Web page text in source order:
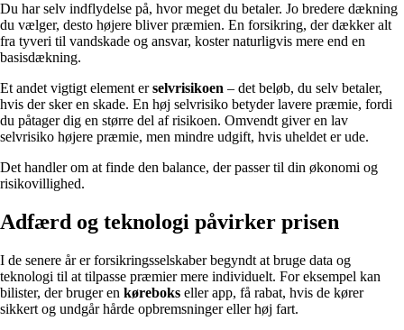
Du har selv indflydelse på, hvor meget du betaler. Jo bredere dækning
du vælger, desto højere bliver præmien. En forsikring, der dækker alt
fra tyveri til vandskade og ansvar, koster naturligvis mere end en
basisdækning.
Et andet vigtigt element erselvrisikoen – det beløb, du selv betaler,
hvis der sker en skade. En høj selvrisiko betyder lavere præmie, fordi
du påtager dig en større del af risikoen. Omvendt giver en lav
selvrisiko højere præmie, men mindre udgift, hvis uheldet er ude.
Det handler om at finde den balance, der passer til din økonomi og
risikovillighed.
Adfærd og teknologi påvirker prisen
I de senere år er forsikringsselskaber begyndt at bruge data og
teknologi til at tilpasse præmier mere individuelt. For eksempel kan
bilister, der bruger en køreboks eller app, få rabat, hvis de kører
sikkert og undgår hårde opbremsninger eller høj fart.